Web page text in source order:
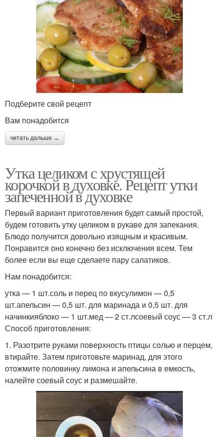
Подберите свой рецепт
Вам понадобится
читать дальше →
Утка целиком с хрустящей
корочкой в духовке. Рецепт утки
запеченной в духовке
Первый вариант приготовления будет самый простой,
будем готовить утку целиком в рукаве для запекания.
Блюдо получится довольно изящным и красивым.
Понравится оно конечно без исключения всем. Тем
более если вы еще сделаете пару салатиков.
Нам понадобится:
утка — 1 шт.соль и перец по вкусулимон — 0,5
шт.апельсин — 0,5 шт. для маринада и 0,5 шт. для
начинкияблоко — 1 шт.мед — 2 ст.лсоевый соус — 3 ст.л
Способ приготовления:
1. Разотрите руками поверхность птицы солью и перцем,
втирайте. Затем приготовьте маринад, для этого
отожмите половинку лимона и апельсина в емкость,
налейте соевый соус и размешайте.